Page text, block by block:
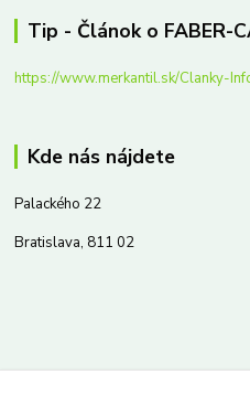
Tip - Článok o FABER-
https://www.merkantil.sk/Clanky-
Kde nás nájdete
Palackého 22
Bratislava, 811 02